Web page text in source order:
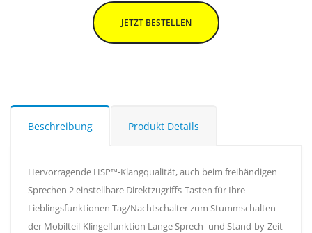
JETZT BESTELLEN
Beschreibung Produkt Details
Hervorragende HSP™-Klangqualität, auch beim freihändigen
Sprechen 2 einstellbare Direktzugriffs-Tasten für Ihre
Lieblingsfunktionen Tag/Nachtschalter zum Stummschalten
der Mobilteil-Klingelfunktion Lange Sprech- und Stand-by-Zeit